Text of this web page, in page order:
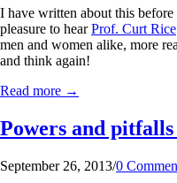
I have written about this before
pleasure to hearProf. Curt Rice
men and women alike, more
and think again!
Read more →
Powers and
September 26, 2013/0